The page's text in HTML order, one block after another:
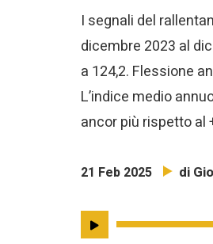
I segnali del
dicembre 2023 al
a 124,2. Flessione
L’indice medio
ancor più rispetto al
21 Feb 2025 di